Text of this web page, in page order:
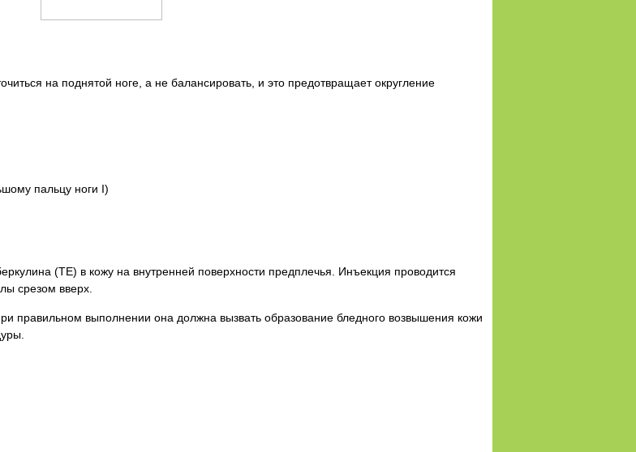
на поднятой ноге, а не балансировать, и это предотвращает округление
пальцу ноги I)
(ТЕ) в кожу на внутренней поверхности предплечья. Инъекция проводится
срезом вверх.
правильном выполнении она должна вызвать образование бледного возвышения кожи